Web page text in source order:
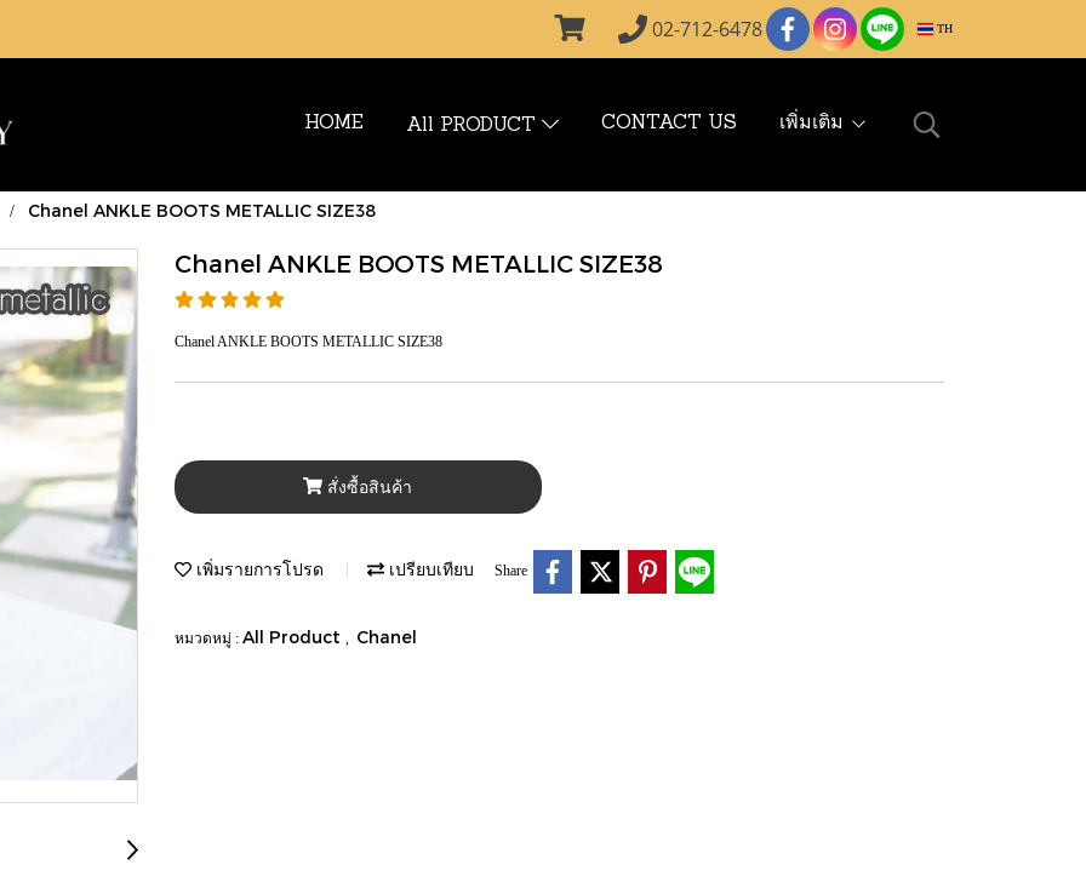
02-712-6478 TH
HOME All PRODUCT CONTACT US เพิ่มเติม
Chanel ANKLE BOOTS METALLIC SIZE38
Chanel ANKLE BOOTS METALLIC SIZE38
Chanel ANKLE BOOTS METALLIC SIZE38
สั่งซื้อสินค้า
เพิ่มรายการโปรด เปรียบเทียบ Share
หมวดหมู่ : All Product Chanel